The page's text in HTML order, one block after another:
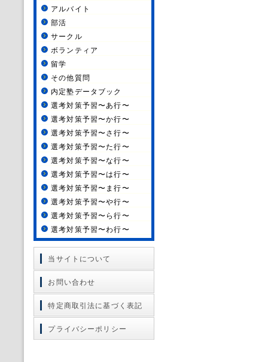
アルバイト
部活
サークル
ボランティア
留学
その他質問
内定塾データブック
選考対策予習〜あ行〜
選考対策予習〜か行〜
選考対策予習〜さ行〜
選考対策予習〜た行〜
選考対策予習〜な行〜
選考対策予習〜は行〜
選考対策予習〜ま行〜
選考対策予習〜や行〜
選考対策予習〜ら行〜
選考対策予習〜わ行〜
当サイトについて
お問い合わせ
特定商取引法に基づく表記
プライバシーポリシー